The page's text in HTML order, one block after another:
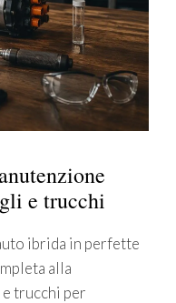
e trucchi
ibrida in perfette
alla
trucchi per